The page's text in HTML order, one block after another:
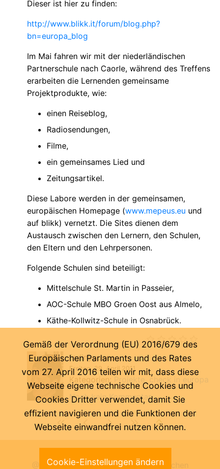
Dieser ist hier zu finden:
http://www.blikk.it/forum/blog.php?
bn=europa_blog
Im Mai fahren wir mit der niederländischen
Partnerschule nach Caorle, während des Treffens
erarbeiten die Lernenden gemeinsame
Projektprodukte, wie:
einen Reiseblog,
Radiosendungen,
Filme,
ein gemeinsames Lied und
Zeitungsartikel.
Diese Labore werden in der gemeinsamen,
europäischen Homepage (www.mepeus.eu und
auf blikk) vernetzt. Die Sites dienen dem
Austausch zwischen den Lernern, den Schulen,
den Eltern und den Lehrpersonen.
Folgende Schulen sind beteiligt:
Mittelschule St. Martin in Passeier,
AOC-Schule MBO Groen Oost aus Almelo,
Käthe-Kollwitz-Schule in Osnabrück.
fadinyvonne
Freitag, 29. April 2011
Kategorien: Projekte check in europa
Noch kein Kommentar ...
@ Pädagogische Abteilung der Deutschen
Gemäß der Verordnung (EU) 2016/679 des
Europäischen Parlaments und des Rates
vom 27. April 2016 teilen wir mit, dass diese
Webseite eigene technische Cookies und
Cookies Dritter verwendet, damit Sie
effizient navigieren und die Funktionen der
Webseite einwandfrei nutzen können.
Cookie-Einstellungen ändern